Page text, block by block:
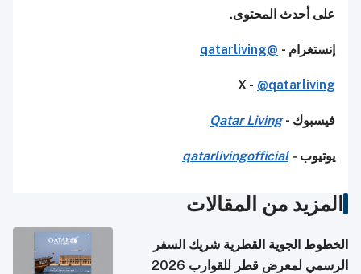
على أحدث المحتوى.
إنستغرام - @qatarliving
X - @qatarliving
فيسبوك -Qatar Living
يوتيوب-
qatarlivingofficial
المزيد من المقالات
الخطوط الجوية القطرية شريك السفر
الرسمي لمعرض قطر للقوارب 2026